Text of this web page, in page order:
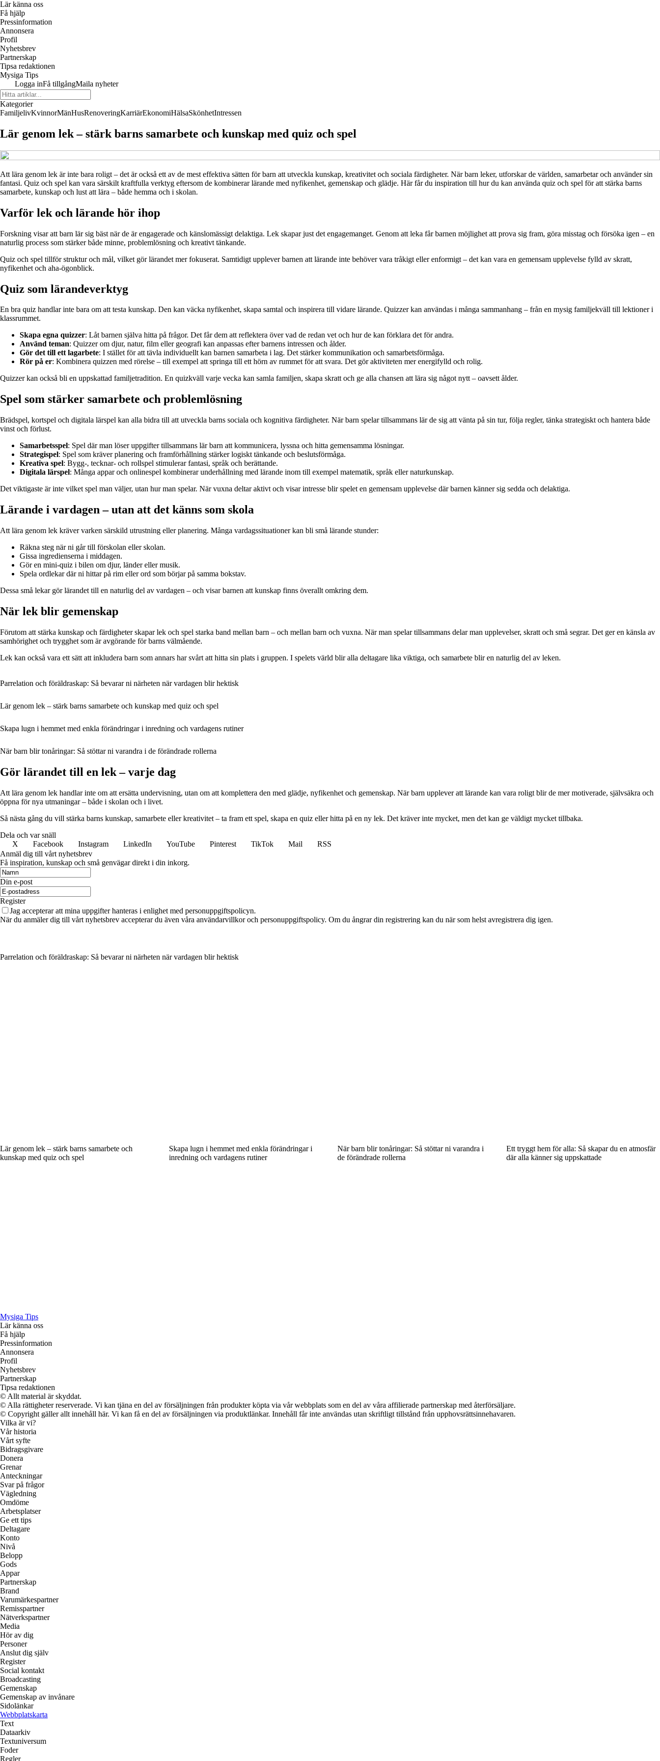
Lär känna oss
Få hjälp
Pressinformation
Annonsera
Profil
Nyhetsbrev
Partnerskap
Tipsa redaktionen
Mysiga Tips
Logga inFå tillgångMaila nyheter
Kategorier
FamiljelivKvinnorMänHusRenoveringKarriärEkonomiHälsaSkönhetIntressen
Lär genom lek – stärk barns samarbete och kunskap med quiz och spel
Att lära genom lek är inte bara roligt – det är också ett av de mest effektiva sätten för barn att utveckla kunskap, kreativitet och sociala färdigheter. När barn leker, utforskar de världen, samarbetar och använder sin
fantasi. Quiz och spel kan vara särskilt kraftfulla verktyg eftersom de kombinerar lärande med nyfikenhet, gemenskap och glädje. Här får du inspiration till hur du kan använda quiz och spel för att stärka barns
samarbete, kunskap och lust att lära – både hemma och i skolan.
Varför lek och lärande hör ihop
Forskning visar att barn lär sig bäst när de är engagerade och känslomässigt delaktiga. Lek skapar just det engagemanget. Genom att leka får barnen möjlighet att prova sig fram, göra misstag och försöka igen – en
naturlig process som stärker både minne, problemlösning och kreativt tänkande.
Quiz och spel tillför struktur och mål, vilket gör lärandet mer fokuserat. Samtidigt upplever barnen att lärande inte behöver vara tråkigt eller enformigt – det kan vara en gemensam upplevelse fylld av skratt,
nyfikenhet och aha-ögonblick.
Quiz som lärandeverktyg
En bra quiz handlar inte bara om att testa kunskap. Den kan väcka nyfikenhet, skapa samtal och inspirera till vidare lärande. Quizzer kan användas i många sammanhang – från en mysig familjekväll till lektioner i
klassrummet.
Skapa egna quizzer: Låt barnen själva hitta på frågor. Det får dem att reflektera över vad de redan vet och hur de kan förklara det för andra.
Använd teman: Quizzer om djur, natur, film eller geografi kan anpassas efter barnens intressen och ålder.
Gör det till ett lagarbete: I stället för att tävla individuellt kan barnen samarbeta i lag. Det stärker kommunikation och samarbetsförmåga.
Rör på er: Kombinera quizzen med rörelse – till exempel att springa till ett hörn av rummet för att svara. Det gör aktiviteten mer energifylld och rolig.
Quizzer kan också bli en uppskattad familjetradition. En quizkväll varje vecka kan samla familjen, skapa skratt och ge alla chansen att lära sig något nytt – oavsett ålder.
Spel som stärker samarbete och problemlösning
Brädspel, kortspel och digitala lärspel kan alla bidra till att utveckla barns sociala och kognitiva färdigheter. När barn spelar tillsammans lär de sig att vänta på sin tur, följa regler, tänka strategiskt och hantera både
vinst och förlust.
Samarbetsspel: Spel där man löser uppgifter tillsammans lär barn att kommunicera, lyssna och hitta gemensamma lösningar.
Strategispel: Spel som kräver planering och framförhållning stärker logiskt tänkande och beslutsförmåga.
Kreativa spel: Bygg-, tecknar- och rollspel stimulerar fantasi, språk och berättande.
Digitala lärspel: Många appar och onlinespel kombinerar underhållning med lärande inom till exempel matematik, språk eller naturkunskap.
Det viktigaste är inte vilket spel man väljer, utan hur man spelar. När vuxna deltar aktivt och visar intresse blir spelet en gemensam upplevelse där barnen känner sig sedda och delaktiga.
Lärande i vardagen – utan att det känns som skola
Att lära genom lek kräver varken särskild utrustning eller planering. Många vardagssituationer kan bli små lärande stunder:
Räkna steg när ni går till förskolan eller skolan.
Gissa ingredienserna i middagen.
Gör en mini-quiz i bilen om djur, länder eller musik.
Spela ordlekar där ni hittar på rim eller ord som börjar på samma bokstav.
Dessa små lekar gör lärandet till en naturlig del av vardagen – och visar barnen att kunskap finns överallt omkring dem.
När lek blir gemenskap
Förutom att stärka kunskap och färdigheter skapar lek och spel starka band mellan barn – och mellan barn och vuxna. När man spelar tillsammans delar man upplevelser, skratt och små segrar. Det ger en känsla av
samhörighet och trygghet som är avgörande för barns välmående.
Lek kan också vara ett sätt att inkludera barn som annars har svårt att hitta sin plats i gruppen. I spelets värld blir alla deltagare lika viktiga, och samarbete blir en naturlig del av leken.
Parrelation och föräldraskap: Så bevarar ni närheten när vardagen blir hektisk
Lär genom lek – stärk barns samarbete och kunskap med quiz och spel
Skapa lugn i hemmet med enkla förändringar i inredning och vardagens rutiner
När barn blir tonåringar: Så stöttar ni varandra i de förändrade rollerna
Gör lärandet till en lek – varje dag
Att lära genom lek handlar inte om att ersätta undervisning, utan om att komplettera den med glädje, nyfikenhet och gemenskap. När barn upplever att lärande kan vara roligt blir de mer motiverade, självsäkra och
öppna för nya utmaningar – både i skolan och i livet.
Så nästa gång du vill stärka barns kunskap, samarbete eller kreativitet – ta fram ett spel, skapa en quiz eller hitta på en ny lek. Det kräver inte mycket, men det kan ge väldigt mycket tillbaka.
Dela och var snäll
X
Facebook Instagram LinkedIn YouTube Pinterest TikTok Mail
RSS
Anmäl dig till vårt nyhetsbrev
Få inspiration, kunskap och små genvägar direkt i din inkorg.
Din e-post
Register
Jag accepterar att mina uppgifter hanteras i enlighet med personuppgiftspolicyn.
När du anmäler dig till vårt nyhetsbrev accepterar du även våra användarvillkor och personuppgiftspolicy. Om du ångrar din registrering kan du när som helst avregistrera dig igen.
Parrelation och föräldraskap: Så bevarar ni närheten när vardagen blir hektisk
Lär genom lek – stärk barns samarbete och
kunskap med quiz och spel
Skapa lugn i hemmet med enkla förändringar i
inredning och vardagens rutiner
När barn blir tonåringar: Så stöttar ni varandra i
de förändrade rollerna
Ett tryggt hem för alla: Så skapar du en atmosfär
där alla känner sig uppskattade
Mysiga Tips
Lär känna oss
Få hjälp
Pressinformation
Annonsera
Profil
Nyhetsbrev
Partnerskap
Tipsa redaktionen
© Allt material är skyddat.
© Alla rättigheter reserverade. Vi kan tjäna en del av försäljningen från produkter köpta via vår webbplats som en del av våra affilierade partnerskap med återförsäljare.
© Copyright gäller allt innehåll här. Vi kan få en del av försäljningen via produktlänkar. Innehåll får inte användas utan skriftligt tillstånd från upphovsrättsinnehavaren.
Vilka är vi?
Vår historia
Vårt syfte
Bidragsgivare
Donera
Grenar
Anteckningar
Svar på frågor
Vägledning
Omdöme
Arbetsplatser
Ge ett tips
Deltagare
Konto
Nivå
Belopp
Gods
Appar
Partnerskap
Brand
Varumärkespartner
Remisspartner
Nätverkspartner
Media
Hör av dig
Personer
Anslut dig själv
Register
Social kontakt
Broadcasting
Gemenskap
Gemenskap av invånare
Sidolänkar
Webbplatskarta
Text
Dataarkiv
Textuniversum
Foder
Regler